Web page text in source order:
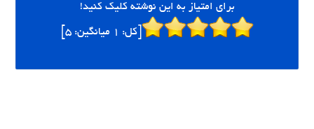
برای امتیاز به این نوشته کلیک کنید!
[کل: 1 میانگین:5